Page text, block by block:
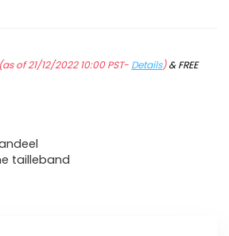
(as of 21/12/2022 10:00 PST- Details)&FREE
tailleband